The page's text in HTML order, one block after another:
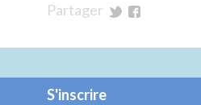
Partager
Twitter
Facebook
S'inscrire